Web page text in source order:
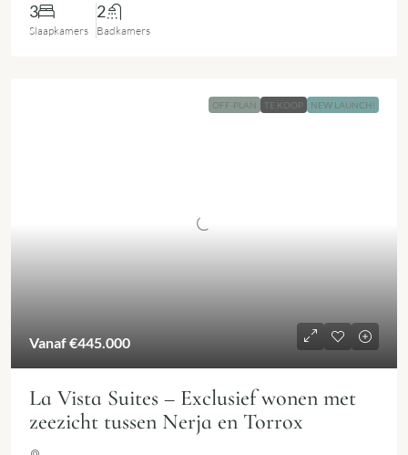
3
Slaapkamers
2
Badkamers
OFF-PLAN TE KOOP NEW LAUNCH!
Vanaf€445.000
La Vista Suites – Exclusief wonen met
zeezicht tussen Nerja en Torrox